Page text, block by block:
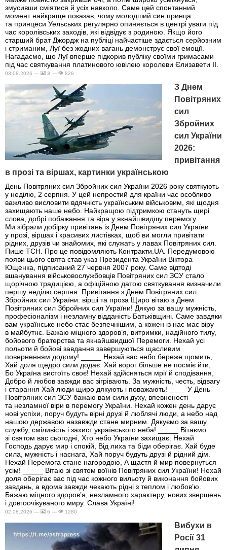
змусивши сміятися й усіх навколо. Саме цей спонтанний
момент найкраще показав, чому молодший син принца
та принцеси Уельських регулярно опиняється в центрі уваги під
час королівських заходів, які відвідує з родиною. Якщо його
старший брат Джордж на публіці найчастіше здається серйозним
і стриманим, Луї без жодних вагань демонструє свої емоції.
Нагадаємо, що Луї вперше підкорив публіку своїми гримасами
під час святкування платинового ювілею королеви Єлизавети II.
03.08.2026 — 3 — 828
З Днем
Повітряних
сил
Збройних
сил України
2026:
привітання
в прозі та віршах, картинки українською
День Повітряних сил Збройних сил України 2026 року святкують
у неділю, 2 серпня. У цей непростий для країни час особливо
важливо висловити вдячність українським військовим, які щодня
захищають наше небо. Найкращою підтримкою стануть щирі
слова, добрі побажання та віра у якнайшвидшу перемогу.
Ми зібрали добірку привітань із Днем Повітряних сил України
у прозі, віршах і красивих листівках, щоб ви могли привітати
рідних, друзів чи знайомих, які служать у лавах Повітряних сил.
Пише ТСН. Про це повідомляють Контракти.UA. Передумовою
появи цього свята став указ Президента України Віктора
Ющенка, підписаний 27 червня 2007 року. Саме відтоді
вшанування військовослужбовців Повітряних сил ЗСУ стало
щорічною традицією, а офіційною датою святкування визначили
першу неділю серпня. Привітання з Днем Повітряних сил
Збройних сил України: вірші та проза Щиро вітаю з Днем
Повітряних сил Збройних сил України! Дякую за вашу мужність,
професіоналізм і незламну відданість Батьківщині. Саме завдяки
вам українське небо стає безпечнішим, а кожен із нас має віру
в майбутнє. Бажаю міцного здоров’я, витримки, надійного тилу,
бойового братерства та якнайшвидшої Перемоги. Нехай усі
польоти й бойові завдання завершуються щасливим
поверненням додому! _____ Нехай вас небо береже щомить,
Хай доля щедро сили додає. Хай ворог більше не посміє йти,
Бо Україна вистоїть своє! Нехай здійсняться мрії й сподівання,
Добро й любов завжди вас зігрівають. За мужність, честь, відвагу
і старання Хай люди щиро дякують і поважають! ____ У День
Повітряних сил ЗСУ бажаю вам сили духу, впевненості
та незламної віри в перемогу України. Нехай кожен день дарує
нові успіхи, поруч будуть вірні друзі й люблячі люди, а небо над
нашою державою назавжди стане мирним. Дякуємо за вашу
службу, сміливість і захист українського неба! _____ Вітаємо
зі святом вас сьогодні, Хто небо України захищає. Нехай
Господь дарує мир і спокій, Від лиха та біди оберігає. Хай буде
сила, мужність і наснага, Хай поруч будуть друзі й рідний дім.
Нехай Перемога стане нагородою, А щастя й мир повернуться
усім! _____ Вітаю зі святом воїнів Повітряних сил України! Нехай
доля оберігає вас під час кожного вильоту й виконання бойових
завдань, а вдома завжди чекають рідні з теплом і любов’ю.
Бажаю міцного здоров’я, незламного характеру, нових звершень
і довгоочікуваного миру. Слава Україні!
02.08.2026 — 6 — 1280
Вибухи в
Росії 31